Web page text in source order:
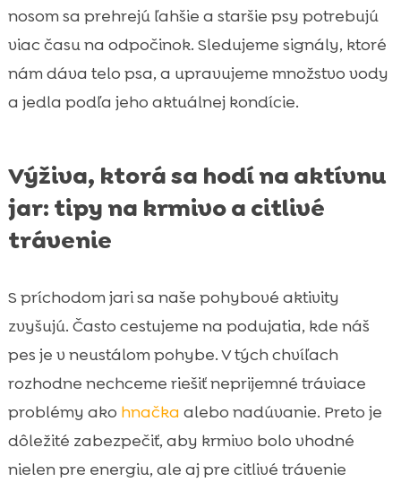
nosom sa prehrejú ľahšie a staršie psy potrebujú
viac času na odpočinok. Sledujeme signály, ktoré
nám dáva telo psa, a upravujeme množstvo vody
a jedla podľa jeho aktuálnej kondície.
Výživa, ktorá sa hodí na aktívnu
jar: tipy na krmivo a citlivé
trávenie
S príchodom jari sa naše pohybové aktivity
zvyšujú. Často cestujeme na podujatia, kde náš
pes je v neustálom pohybe. V tých chvíľach
rozhodne nechceme riešiť neprijemné tráviace
problémy ako hnačka alebo nadúvanie. Preto je
dôležité zabezpečiť, aby krmivo bolo vhodné
nielen pre energiu, ale aj pre citlivé trávenie